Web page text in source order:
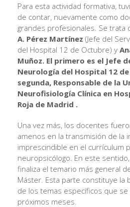
Para esta actividad formativa,
de contar, nuevamente como
grandes profesionales. Se trata
A. Pérez Martínez (Jefe del
del Hospital 12 de Octubre) y
Muñoz. El primero es el Jefe
Neurología del Hospital 12
segunda, Responsable de la
Neurofisiología Clínica en
Roja de Madrid .
Una vez más, los docentes
amenos en la transmisión de la
imprescindible en el currículum
neuropsicólogo. En este
finaliza el temario más general
Máster. Esta parte constituye la
de los temas específicos que
próximos meses.